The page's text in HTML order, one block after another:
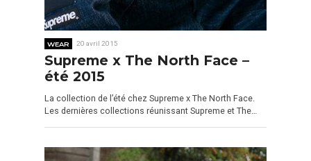
WEAR 20 avril 2015
Supreme x The North Face –
été 2015
La collection de l’été chez Supreme x The North Face.
Les dernières collections réunissant Supreme et The…